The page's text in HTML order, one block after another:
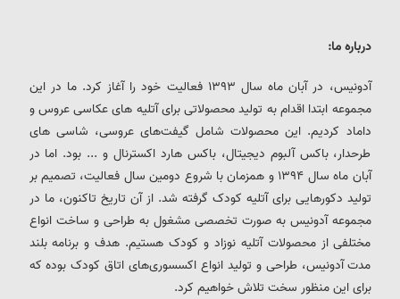
درباره ما:
آدونیس، در آبان ماه سال 1393 فعالیت خود را آغاز کرد. ما در این
مجموعه ابتدا اقدام به تولید محصولاتی برای آتلیه های عکاسی عروس و
داماد کردیم. این محصولات شامل گیفت‌های عروسی، شاسی های
طرحدار، باکس آلبوم دیجیتال، باکس هارد اکسترنال و ... بود. اما در
آبان ماه سال 1394 و همزمان با شروع دومین سال فعالیت، تصمیم بر
تولید دکورهایی برای آتلیه کودک گرفته شد. از آن تاریخ تاکنون، ما در
مجموعه آدونیس به صورت تخصصی مشغول به طراحی و ساخت انواع
مختلفی از محصولات آتلیه نوزاد و کودک هستیم. هدف و برنامه بلند
مدت آدونیس، طراحی و تولید انواع اکسسوری‌های اتاق کودک بوده که
برای این منظور سخت تلاش خواهیم کرد.